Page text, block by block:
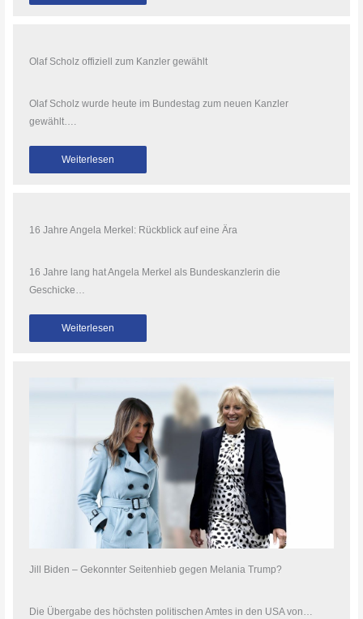
Olaf Scholz offiziell zum Kanzler gewählt
Olaf Scholz wurde heute im Bundestag zum neuen Kanzler
gewählt….
Weiterlesen
16 Jahre Angela Merkel: Rückblick auf eine Ära
16 Jahre lang hat Angela Merkel als Bundeskanzlerin die
Geschicke…
Weiterlesen
Jill Biden – Gekonnter Seitenhieb gegen Melania Trump?
Die Übergabe des höchsten politischen Amtes in den USA von…